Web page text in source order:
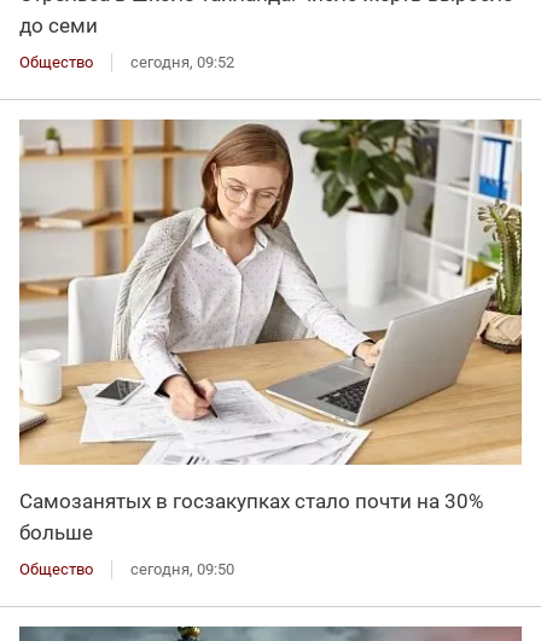
до семи
Общество сегодня, 09:52
Самозанятых в госзакупках стало почти на 30%
больше
Общество сегодня, 09:50